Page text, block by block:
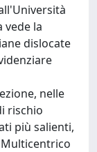
vede la
dislocate
nelle
rischio
più salienti,